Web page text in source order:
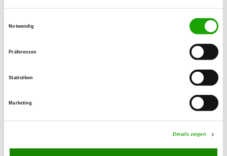
Notwendig
Präferenzen
Statistiken
Marketing
Details zeigen
Details
Details
Am Sportplatz
OG - Mörsch bei Karlsruhe